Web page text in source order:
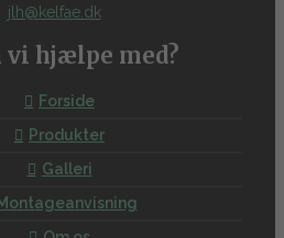
jlh@kelfae.dk
vi hjælpe med?
Forside
Produkter
Galleri
Montageanvisning